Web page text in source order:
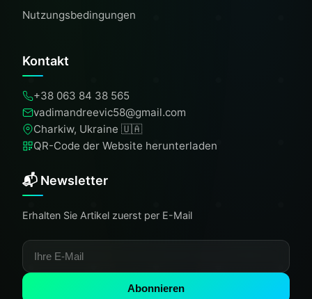
Nutzungsbedingungen
Kontakt
+38 063 84 38 565
vadimandreevic58@gmail.com
Charkiw, Ukraine 🇺🇦
QR-Code der Website herunterladen
📬 Newsletter
Erhalten Sie Artikel zuerst per E-Mail
Abonnieren